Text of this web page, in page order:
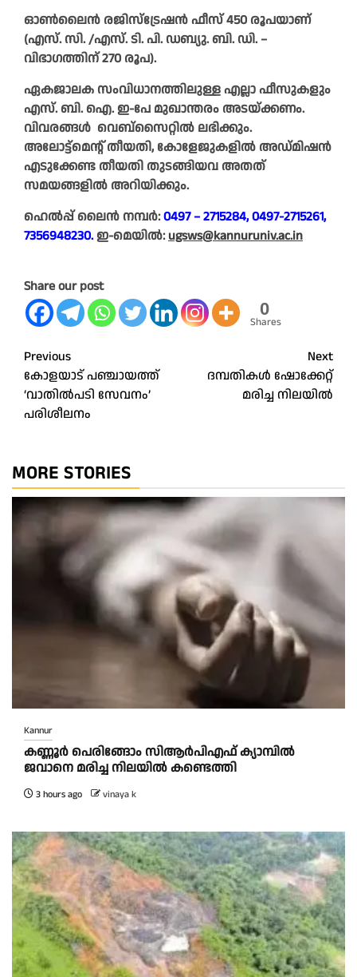
ഓൺലൈൻ രജിസ്ട്രേഷൻ ഫീസ് 450 രൂപയാണ്
(എസ്. സി. /എസ്. ടി. പി. ഡബ്യു. ബി. ഡി. –
വിഭാഗത്തിന് 270 രൂപ).
ഏകജാലക സംവിധാനത്തിലുള്ള എല്ലാ ഫീസുകളും
എസ്. ബി. ഐ. ഇ-പേ മുഖാന്തരം അടയ്ക്കണം.
വിവരങ്ങൾ വെബ്സൈറ്റിൽ ലഭിക്കും.
അലോട്ട്മെന്റ് തീയതി, കോളേജുകളിൽ അഡ്മിഷൻ
എടുക്കേണ്ട തീയതി തുടങ്ങിയവ അതത്
സമയങ്ങളിൽ അറിയിക്കും.
ഹെൽപ്പ് ലൈൻ നമ്പർ:0497 – 2715284, 0497-2715261,
7356948230.ഇ-മെയിൽ:ugsws@kannuruniv.ac.in
Share our post
0
Shares
Post
navigation
Previous
കോളയാട് പഞ്ചായത്ത്‌
‘വാതിൽപടി സേവനം’
പരിശീലനം
Next
ദമ്പതികൾ ഷോക്കേറ്റ്‌
മരിച്ച നിലയിൽ
MORE STORIES
Kannur
കണ്ണൂർ പെരിങ്ങോം സിആർപിഎഫ് ക്യാമ്പിൽ
ജവാനെ മരിച്ച നിലയിൽ കണ്ടെത്തി
3 hours ago vinaya k